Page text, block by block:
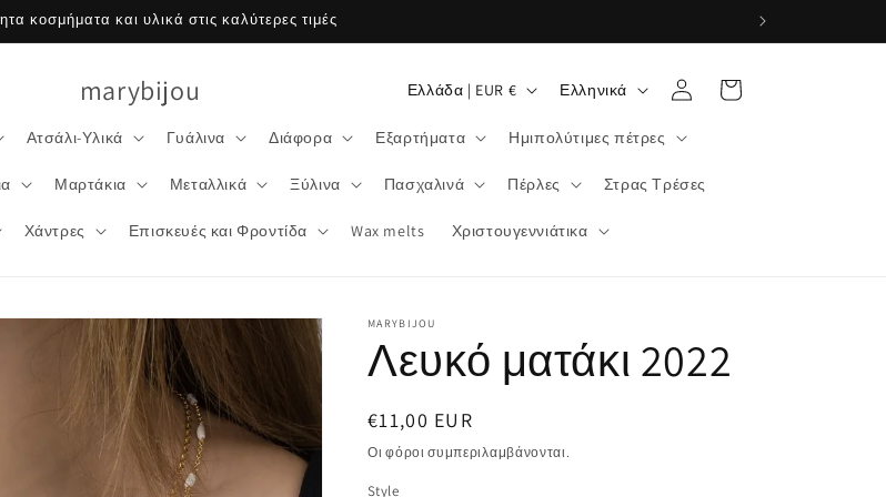
κοσμήματα και υλικά στις καλύτερες τιμές
marybijou
Ατσάλι-Υλικά Γυάλινα Διάφορα Εξαρτήματα Ημιπολύτιμες πέτρες
Μαρτάκια Μεταλλικά Ξύλινα Πασχαλινά Πέρλες Στρας Τρέσες
Χάντρες Επισκευές και Φροντίδα Wax melts Χριστουγεννιάτικα
Χ
ρ
α
/
ρ
ι
χ
ή
Ελλάδα | EUR €
ώ
σ
σ
Ελληνικά Σύνδεση Καλάθι
MARYBIJOU
Λευκό ματάκι 2022
Κανονική
τιμή
€11,00 EUR
Οι φόροι συμπεριλαμβάνονται.
Style